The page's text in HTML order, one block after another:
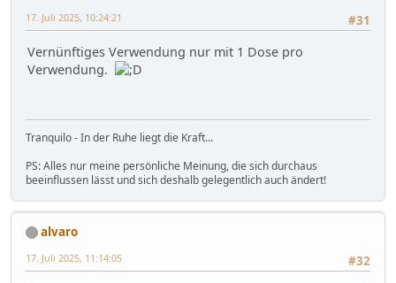
#31
17. Juli 2025, 10:24:21
Vernünftiges Verwendung nur mit 1 Dose pro
Verwendung.
Tranquilo - In der Ruhe liegt die Kraft...
PS: Alles nur meine persönliche Meinung, die sich durchaus
beeinflussen lässt und sich deshalb gelegentlich auch ändert!
alvaro
#32
17. Juli 2025, 11:14:05